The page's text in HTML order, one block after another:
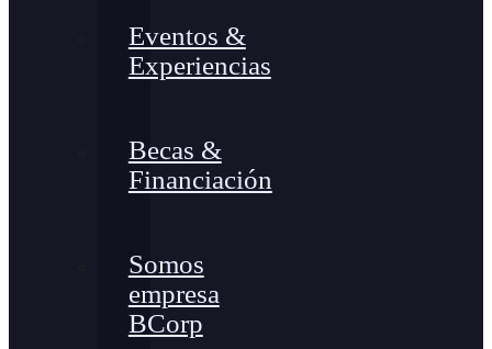
Eventos &
Experiencias
Becas &
Financiación
Somos
empresa
BCorp